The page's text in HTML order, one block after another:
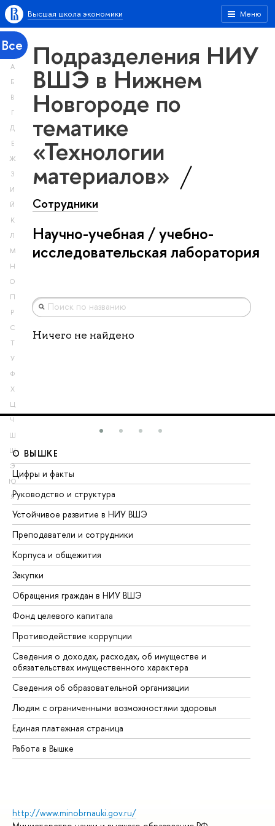
Меню
Высшая школа экономики
Все
А
Б
В
Г
Д
Е
Ж
З
И
Й
К
Л
М
Н
О
П
Р
С
Т
У
Ф
Х
Ц
Ч
Ш
Щ
Э
Ю
Я
Подразделения НИУ
ВШЭ в Нижнем
Новгороде по
тематике
«Технологии
материалов»
Сотрудники
Научно-учебная / учебно-
исследовательская лаборатория
Ничего не найдено
О ВЫШКЕ
Цифры и факты
Руководство и структура
Устойчивое развитие в НИУ ВШЭ
Преподаватели и сотрудники
Корпуса и общежития
Закупки
Обращения граждан в НИУ ВШЭ
Фонд целевого капитала
Противодействие коррупции
Сведения о доходах, расходах, об имуществе и
обязательствах имущественного характера
Сведения об образовательной организации
Людям с ограниченными возможностями здоровья
Единая платежная страница
Работа в Вышке
http://www.minobrnauki.gov.ru/